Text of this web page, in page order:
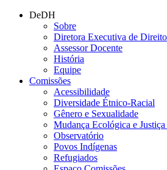
Conteúdo principal
DeDH
Sobre
Diretora Executiva de
Assessor Docente
História
Equipe
Comissões
Acessibilidade
Diversidade Étnico-Racial
Gênero e Sexualidade
Mudança Ecológica e
Observatório
Povos Indígenas
Refugiados